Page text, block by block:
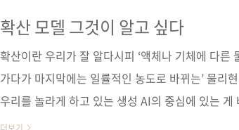
딘] [예스이십사] [인터파크] [쿠팡] 전자책 구매
デル データ生成技術の..
확산 모델 그것이 알고 싶다
확산이란 우리가 잘 알다시피 ‘액체나 기체에 다른
가다가 마지막에는 일률적인 농도로 바뀌는’ 물리
우리를 놀라게 하고 있는 생성 AI의 중심에 있는
산 모델이라고 합니다. 확산과 이미지를 생성하는